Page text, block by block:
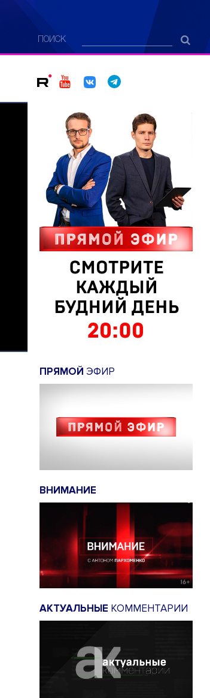
ПОИСК
ПРЯМОЙ ЭФИР
ВНИМАНИЕ
АКТУАЛЬНЫЕ КОММЕНТАРИИ